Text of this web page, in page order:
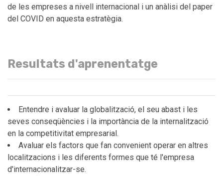
de les empreses a nivell internacional i un anàlisi del paper
del COVID en aquesta estratègia.
Resultats d'aprenentatge
Entendre i avaluar la globalització, el seu abast i les
seves conseqüències i la importància de la internalització
en la competitivitat empresarial.
Avaluar els factors que fan convenient operar en altres
localitzacions i les diferents formes que té l'empresa
d'internacionalitzar-se.